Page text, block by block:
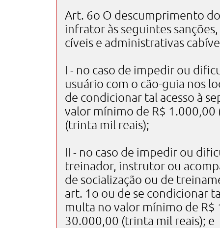
Art. 6o O descumprimento
infrator às seguintes
cíveis e administrativas
I - no caso de impedir ou
usuário com o cão-guia nos
de condicionar tal acesso à
valor mínimo de R$ 1.000,00
(trinta mil reais);
II - no caso de impedir ou
treinador, instrutor ou
de socialização ou de
art. 1o ou de se condicionar
multa no valor mínimo de R$
30.000,00 (trinta mil reais); e